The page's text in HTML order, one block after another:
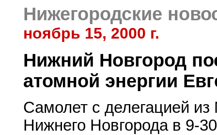
Нижегородские
ноябрь 15, 2000 г.
Нижний Новгород
атомной энергии
Самолет с делегацией
Нижнего Новгорода в 9-